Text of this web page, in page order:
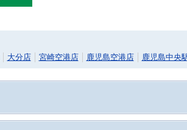
大分店 宮崎空港店 鹿児島空港店 鹿児島中央